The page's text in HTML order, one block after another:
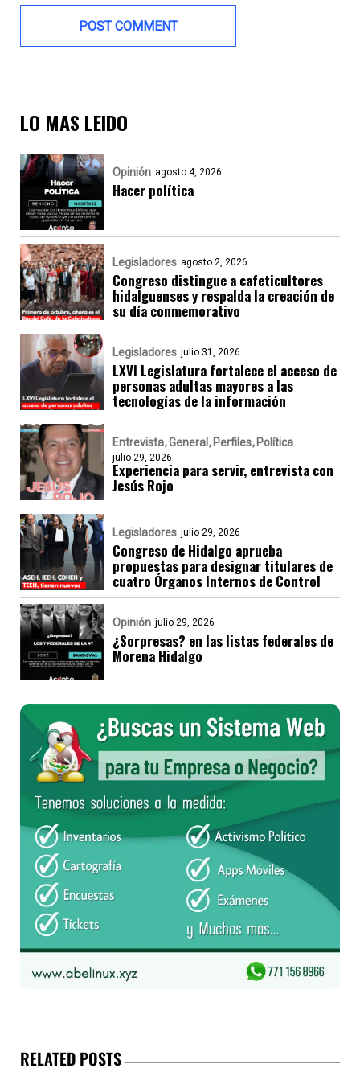
LO MAS LEIDO
Opinión agosto 4, 2026
Hacer política
Legisladores agosto 2, 2026
Congreso distingue a cafeticultores
hidalguenses y respalda la creación de
su día conmemorativo
Legisladores julio 31, 2026
LXVI Legislatura fortalece el acceso de
personas adultas mayores a las
tecnologías de la información
Entrevista General Perfiles Política
julio 29, 2026
Experiencia para servir, entrevista con
Jesús Rojo
Legisladores julio 29, 2026
Congreso de Hidalgo aprueba
propuestas para designar titulares de
cuatro Órganos Internos de Control
Opinión julio 29, 2026
¿Sorpresas? en las listas federales de
Morena Hidalgo
RELATED POSTS